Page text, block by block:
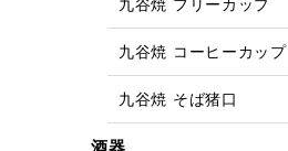
九谷焼 フリーカップ
九谷焼 コーヒーカップ
九谷焼 そば猪口
酒器